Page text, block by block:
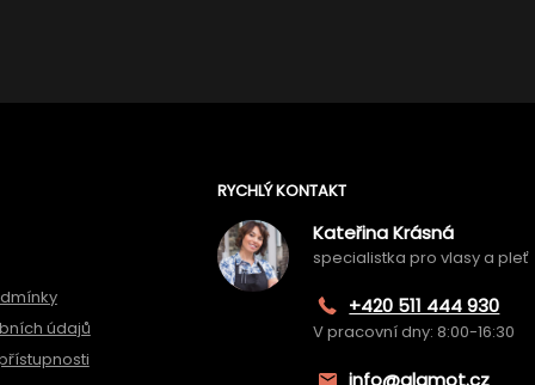
údajů
RYCHLÝ KONTAKT
Kateřina Krásná
specialistka pro vlasy a pleť
+420 511 444 930
V pracovní dny: 8:00-16:30
info@glamot.cz